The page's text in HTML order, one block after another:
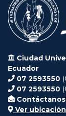
Ciudad
Ecuador
07 2593550
07 2593550
Ver